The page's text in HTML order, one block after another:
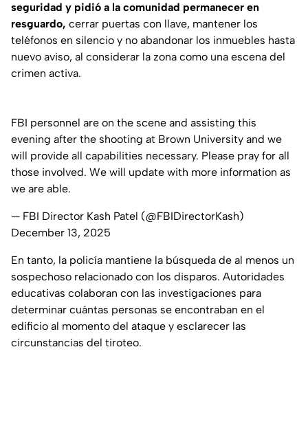
seguridad y pidió a la comunidad permanecer en
resguardo, cerrar puertas con llave, mantener los
teléfonos en silencio y no abandonar los inmuebles hasta
nuevo aviso, al considerar la zona como una escena del
crimen activa.
FBI personnel are on the scene and assisting this
evening after the shooting at Brown University and we
will provide all capabilities necessary. Please pray for all
those involved. We will update with more information as
we are able.
— FBI Director Kash Patel (@FBIDirectorKash)
December 13, 2025
En tanto, la policía mantiene la búsqueda de al menos un
sospechoso relacionado con los disparos. Autoridades
educativas colaboran con las investigaciones para
determinar cuántas personas se encontraban en el
edificio al momento del ataque y esclarecer las
circunstancias del tiroteo.